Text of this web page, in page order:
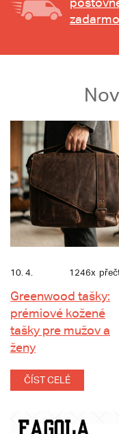
zadarmo
10. 4. 1246x
Greenwood tašky:
prémiové kožené
tašky pre mužov a
ženy
ČÍST CELÉ